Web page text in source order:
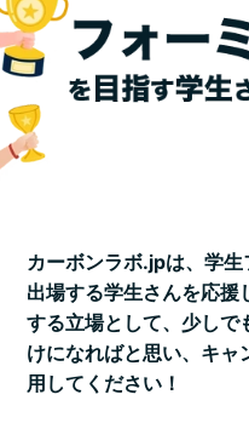
カーボンラボ.jpは、学
出場する学生さんを応援
する立場として、少しで
けになればと思い、 キャ
用してください！